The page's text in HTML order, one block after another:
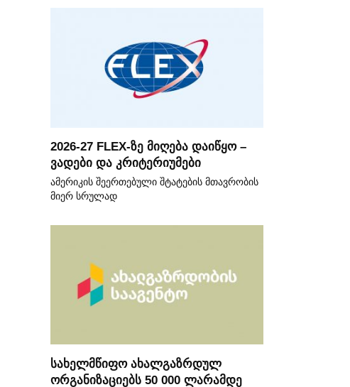
2026-27 FLEX-ზე მიღება დაიწყო –
ვადები და კრიტერიუმები
ამერიკის შეერთებული შტატების მთავრობის
მიერ სრულად
სახელმწიფო ახალგაზრდულ
ორგანიზაციებს 50 000 ლარამდე